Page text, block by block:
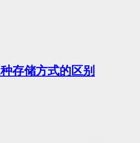
存储方式的区别